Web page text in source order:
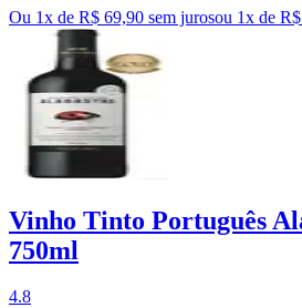
Ou 1x de R$ 69,90 sem jurosou 1x de
Vinho Tinto Português
750ml
4.8